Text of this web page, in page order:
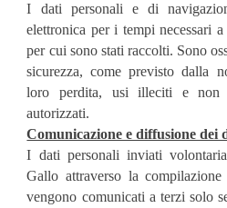
I dati personali e di
elettronica per i tempi necessari
per cui sono stati raccolti. Sono
sicurezza, come previsto dalla
loro perdita, usi illeciti e non
autorizzati.
Comunicazione e diffusione dei
I dati personali inviati
Gallo attraverso la compilazione
vengono comunicati a terzi solo